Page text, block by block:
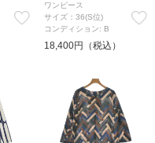
ワンピース
サイズ：36(S位)
コンディション: B
18,400円（税込）